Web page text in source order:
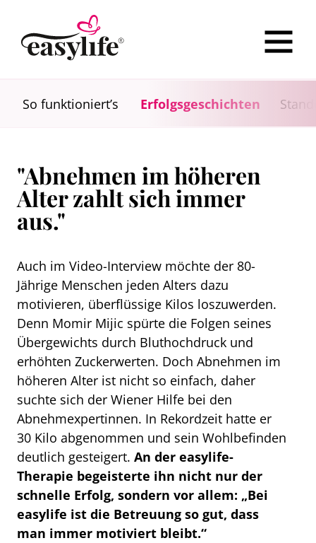
So funktioniert’s Erfolgsgeschichten
"Abnehmen im höheren
Alter zahlt sich immer
aus."
Auch im Video-Interview möchte der 80-
Jährige Menschen jeden Alters dazu
motivieren, überflüssige Kilos loszuwerden.
Denn Momir Mijic spürte die Folgen seines
Übergewichts durch Bluthochdruck und
erhöhten Zuckerwerten. Doch Abnehmen im
höheren Alter ist nicht so einfach, daher
suchte sich der Wiener Hilfe bei den
Abnehmexpertinnen. In Rekordzeit hatte er
30 Kilo abgenommen und sein Wohlbefinden
deutlich gesteigert. An der easylife-
Therapie begeisterte ihn nicht nur der
schnelle Erfolg, sondern vor allem: „Bei
easylife ist die Betreuung so gut, dass
man immer motiviert bleibt.“